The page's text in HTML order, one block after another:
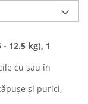
12.5 kg), 1
cu sau în
și purici,